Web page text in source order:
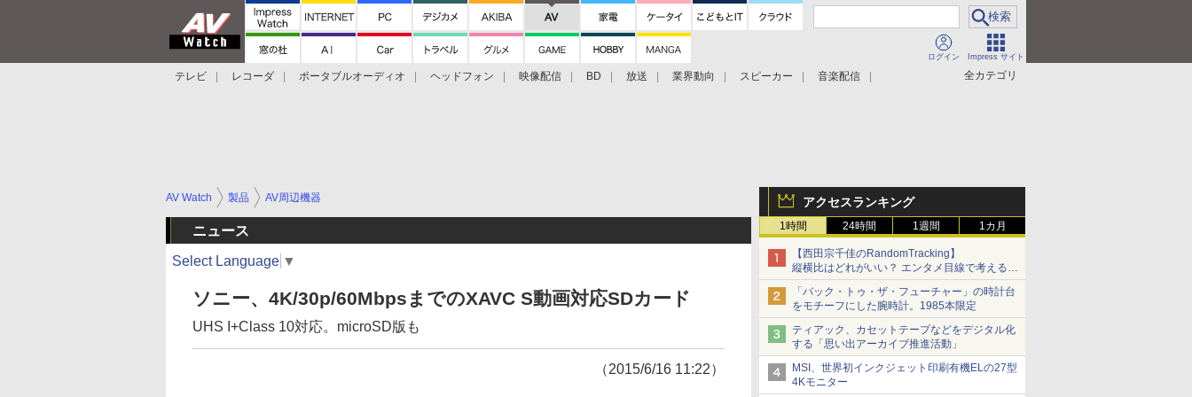
ログイン Impress サイト
全カテゴリ
テレビ レコーダ ポータブルオーディオ ヘッドフォン 映像配信 BD 放送 業界動向 スピーカー
音楽配信
アクセスランキング
1時間 24時間 1週間 1カ月
【西田宗千佳のRandomTracking】
縦横比はどれがいい？ エンタメ目線で考える、
サムスン新「Galaxy Z Fold」
「バック・トゥ・ザ・フューチャー」の時計台
をモチーフにした腕時計。1985本限定
ティアック、カセットテープなどをデジタル化
する「思い出アーカイブ推進活動」
MSI、世界初インクジェット印刷有機ELの27型
4Kモニター
AV Watch 製品 AV周辺機器
ニュース
Select Language ▼
ソニー、4K/30p/60MbpsまでのXAVC S動画対応SDカード
UHS I+Class 10対応。microSD版も
（2015/6/16 11:22）